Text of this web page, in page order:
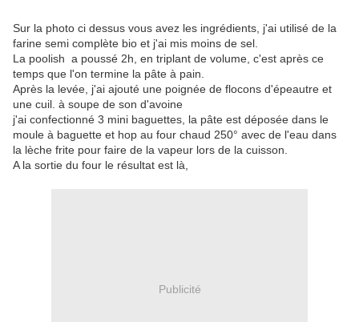
Sur la photo ci dessus vous avez les ingrédients, j'ai utilisé de la
farine semi complète bio et j'ai mis moins de sel.
La poolish a poussé 2h, en triplant de volume, c'est après ce
temps que l'on termine la pâte à pain.
Après la levée, j'ai ajouté une poignée de flocons d'épeautre et
une cuil. à soupe de son d'avoine
j'ai confectionné 3 mini baguettes, la pâte est déposée dans le
moule à baguette et hop au four chaud 250° avec de l'eau dans
la lèche frite pour faire de la vapeur lors de la cuisson.
A la sortie du four le résultat est là,
Publicité